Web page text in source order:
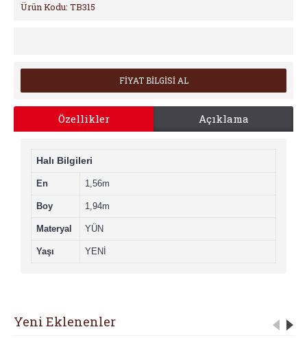
Ürün Kodu: TB315
FİYAT BİLGİSİ AL
Özellikler Açıklama
Halı Bilgileri
En 1,56m
Boy 1,94m
Materyal YÜN
Yaşı YENİ
Yeni Eklenenler